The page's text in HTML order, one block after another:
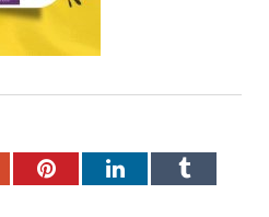
PinterestLinkedInTumblr